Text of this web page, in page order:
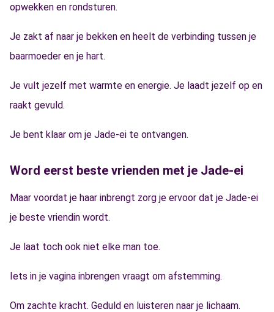
opwekken en rondsturen.
Je zakt af naar je bekken en heelt de verbinding tussen je
baarmoeder en je hart.
Je vult jezelf met warmte en energie. Je laadt jezelf op en
raakt gevuld.
Je bent klaar om je Jade-ei te ontvangen.
Word eerst beste vrienden met je Jade-ei
Maar voordat je haar inbrengt zorg je ervoor dat je Jade-ei
je beste vriendin wordt.
Je laat toch ook niet elke man toe.
Iets in je vagina inbrengen vraagt om afstemming.
Om zachte kracht. Geduld en luisteren naar je lichaam.